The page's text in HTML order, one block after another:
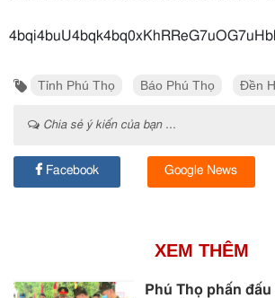
Tỉnh Phú Thọ Báo Phú Thọ Đền
Chia sẻ ý kiến của bạn ...
Facebook Google News
XEM THÊM
Phú Thọ phấn đấu